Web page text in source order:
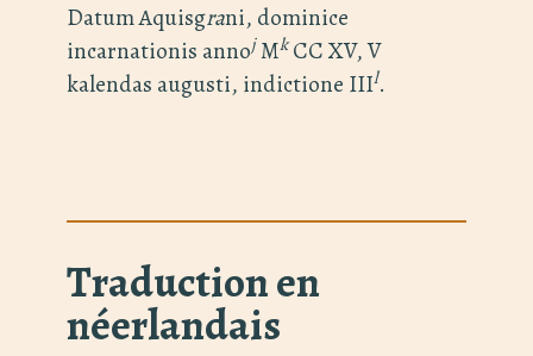
Datum Aquisgrani, dominice
incarnationis annojMkCC XV, V
kalendas augusti, indictione IIIl.
Traduction en
néerlandais